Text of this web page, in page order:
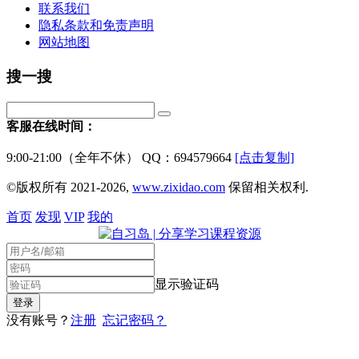
联系我们
隐私条款和免责声明
网站地图
搜一搜
客服在线时间：
9:00-21:00（全年不休） QQ：694579664 [点击复制]
©版权所有 2021-2026, www.zixidao.com 保留相关权利.
首页 发现 VIP 我的
显示验证码
没有账号？ 注册 忘记密码？